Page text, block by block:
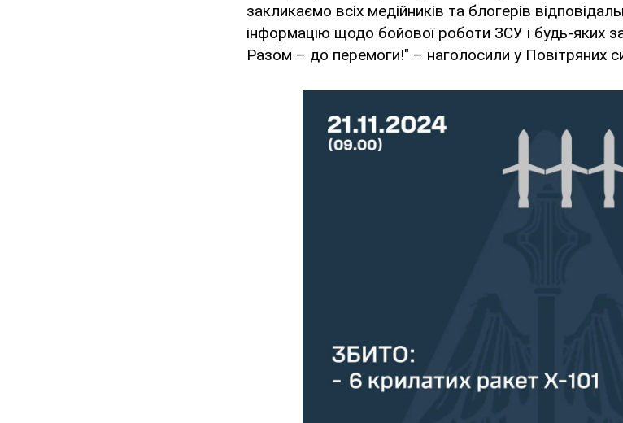
закликаємо всіх медійників та блогерів
інформацію щодо бойової роботи ЗСУ і будь-яких
Разом – до перемоги!" – наголосили у Повітряних